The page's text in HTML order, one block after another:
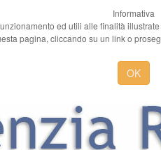
Informativa
ed utili alle finalità
pagina, cliccando su un link o
OK